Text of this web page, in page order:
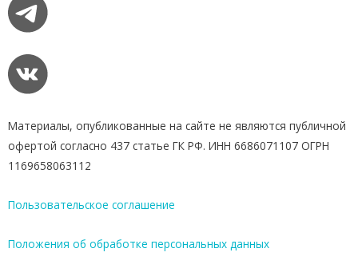
Материалы, опубликованные на сайте не являются публичной
офертой согласно 437 статье ГК РФ. ИНН 6686071107 ОГРН
1169658063112
Пользовательское соглашение
Положения об обработке персональных данных